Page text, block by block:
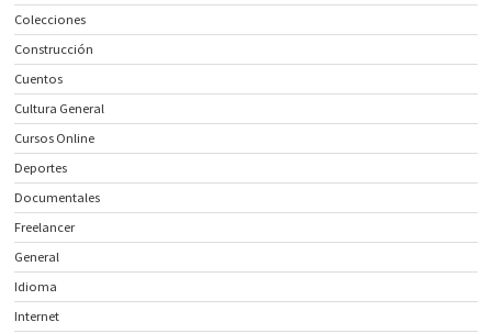
Colecciones
Construcción
Cuentos
Cultura General
Cursos Online
Deportes
Documentales
Freelancer
General
Idioma
Internet